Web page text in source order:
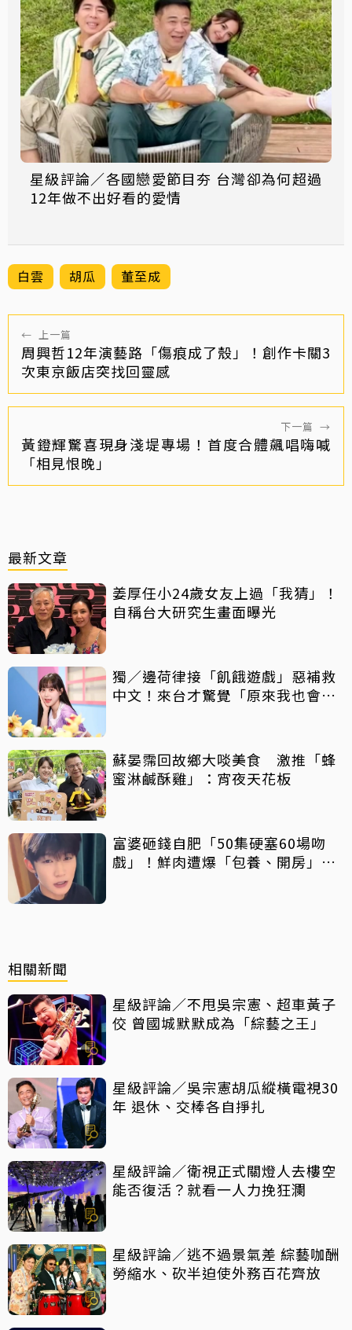
星級評論／各國戀愛節目夯 台灣卻為何超過
12年做不出好看的愛情
白雲 胡瓜 董至成
← 上一篇
周興哲12年演藝路「傷痕成了殼」！創作卡關3
次東京飯店突找回靈感
下一篇 →
黃鐙輝驚喜現身淺堤專場！首度合體飆唱嗨喊
「相見恨晚」
最新文章
姜厚任小24歲女友上過「我猜」！
自稱台大研究生畫面曝光
獨／邊荷律接「飢餓遊戲」惡補救
中文！來台才驚覺「原來我也會
蘇晏霈回故鄉大啖美食 激推「蜂
蜜淋鹹酥雞」：宵夜天花板
富婆砸錢自肥「50集硬塞60場吻
戲」！鮮肉遭爆「包養、開房」全
相關新聞
星級評論／不甩吳宗憲、超車黃子
佼 曾國城默默成為「綜藝之王」
星級評論／吳宗憲胡瓜縱橫電視30
年 退休、交棒各自掙扎
星級評論／衛視正式關燈人去樓空
能否復活？就看一人力挽狂瀾
星級評論／逃不過景氣差 綜藝咖酬
勞縮水、砍半迫使外務百花齊放